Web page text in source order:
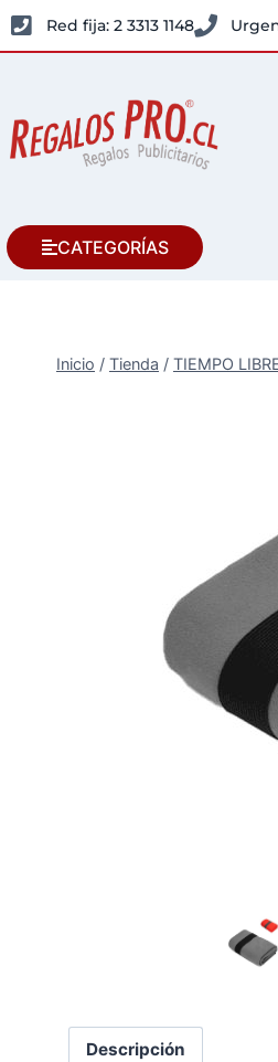
Red fija: 2 3313 1148
CATEGORÍAS
Inicio / Tienda / TIEMPO
Descripción